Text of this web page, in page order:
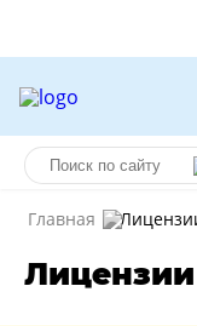
Главная